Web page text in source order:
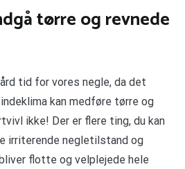
tørre og revnede
tid for vores negle, da det
kan medføre tørre og
ikke! Der er flere ting, du kan
irriterende negletilstand og
flotte og velplejede hele